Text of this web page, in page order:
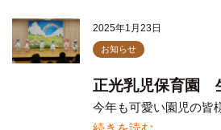
2025年1月23日
お知らせ
正光乳児保育園
今年も可愛い園児の皆